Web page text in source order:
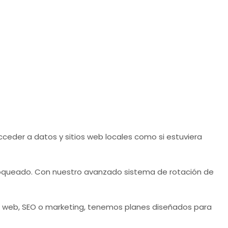
a datos y sitios web locales como si estuviera
Con nuestro avanzado sistema de rotación de
SEO o marketing, tenemos planes diseñados para